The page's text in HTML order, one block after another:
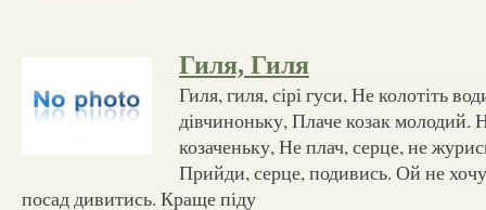
Гиля, Гиля
Гиля, гиля, сірі гуси, Не колотіть
дівчиноньку, Плаче козак молодий.
козаченьку, Не плач, серце, не
Прийди, серце, подивись. Ой не
посад дивитись. Краще піду